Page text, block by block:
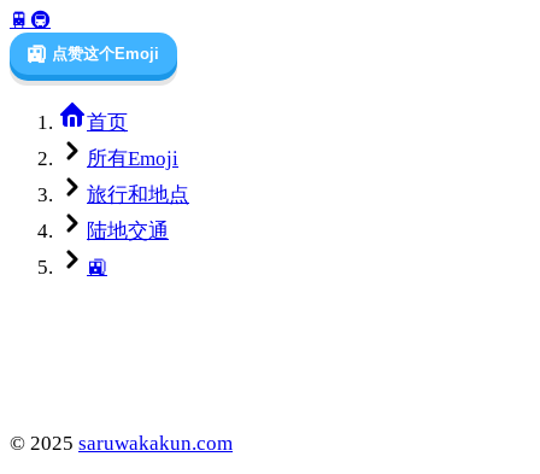
🚆 🚇
🚉 点赞这个Emoji
首页
所有Emoji
旅行和地点
陆地交通
🚉
© 2025 saruwakakun.com